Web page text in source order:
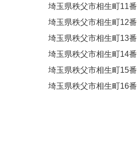
埼玉県秩父市相生町11番
埼玉県秩父市相生町12番
埼玉県秩父市相生町13番
埼玉県秩父市相生町14番
埼玉県秩父市相生町15番
埼玉県秩父市相生町16番